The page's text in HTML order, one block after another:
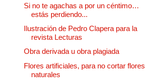
Si no te agachas a por un céntimo…
estás perdiendo...
Ilustración de Pedro Clapera para la
revista Lecturas
Obra derivada u obra plagiada
Flores artificiales, para no cortar flores
naturales